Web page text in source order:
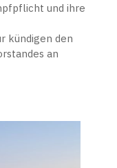
und ihre
kündigen den
an